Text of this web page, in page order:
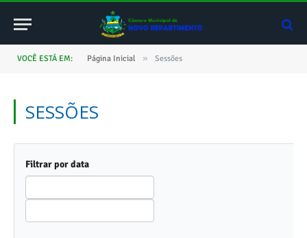
VOCÊ ESTÁ EM: Página Inicial » Sessões
SESSÕES
Filtrar por data